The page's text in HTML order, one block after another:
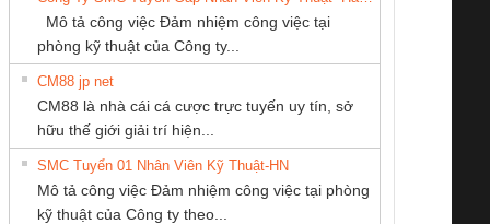
SCP-
FSP/2X1/1X2
sát chuỗi
tấm pin
16I+
(2502520000)
1K5 L (2433950000)
(2008130000)
Bộ chỉnh lưu nguồn
điện TRANSCLINIC
BKE 1K5.4
(7791400879)2. Giá
Nẹp nhôm chống
trơn Đà Nẵng
NAM
CÔNG TY TNHH
KINH DOANH
DỊCH VỤ XNK
PHƯƠNG NAM
Ba Miền
TM-DV DAI DONG
Mô tả công việc Đảm nhiệm công việc tại
phòng kỹ thuật của Công ty...
CM88 jp net
CM88 là nhà cái cá cược trực tuyến uy tín, sở
hữu thế giới giải trí hiện...
SMC Tuyển 01 Nhân Viên Kỹ Thuật-HN
Mô tả công việc Đảm nhiệm công việc tại phòng
kỹ thuật của Công ty theo...